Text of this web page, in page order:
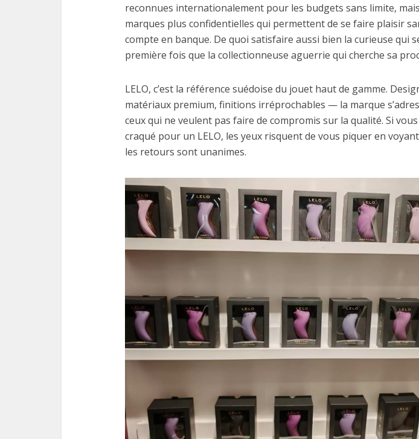
reconnues internationalement pour les budgets sans limite,
marques plus confidentielles qui permettent de se faire plaisir
compte en banque. De quoi satisfaire aussi bien la curieuse qui
première fois que la collectionneuse aguerrie qui cherche sa
LELO, c’est la référence suédoise du jouet haut de gamme.
matériaux premium, finitions irréprochables — la marque
ceux qui ne veulent pas faire de compromis sur la qualité. Si vous
craqué pour un LELO, les yeux risquent de vous piquer en
les retours sont unanimes.